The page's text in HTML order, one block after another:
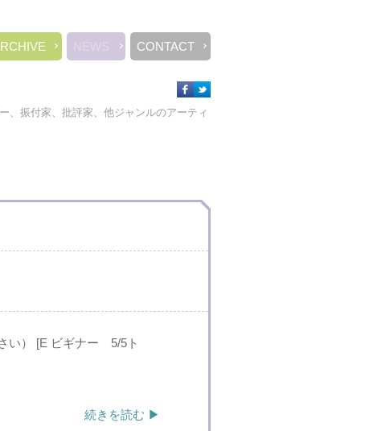
CONTACT
、振付家、批評家、他ジャンルのアーティ
い） [E ビギナー 5/5ト
続きを読む ▶